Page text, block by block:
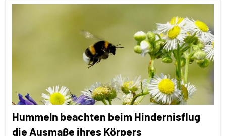
Tiergruppen
Forschung
aktuell
Fortbewegung
Hummeln beachten beim Hindernisflug
die Ausmaße ihres Körpers